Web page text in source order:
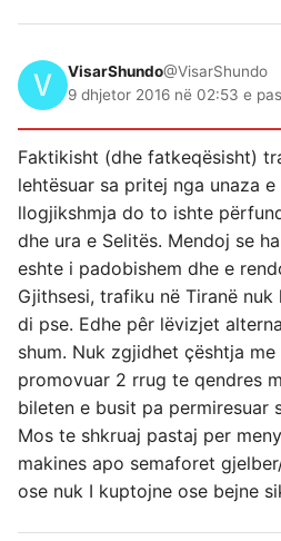
VisarShundo@VisarShundo
9 dhjetor 2016 në 02:53 e
Faktikisht (dhe fatkeqësisht)
lehtësuar sa pritej nga unaza
llogjikshmja do to ishte
dhe ura e Selitës. Mendoj se
eshte i padobishem dhe e
Gjithsesi, trafiku në Tiranë
di pse. Edhe pêr lëvizjet
shum. Nuk zgjidhet çështja
promovuar 2 rrug te qendres
bileten e busit pa permiresuar
Mos te shkruaj pastaj per
makines apo semaforet
ose nuk I kuptojne ose bejne